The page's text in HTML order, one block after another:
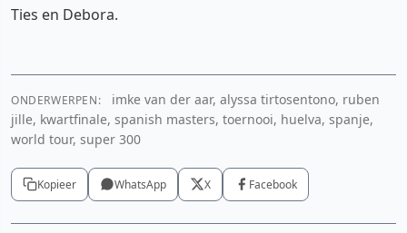
Ties en Debora.
Instagram
ONDERWERPEN:
imke van der aar, alyssa tirtosentono, ruben
jille, kwartfinale, spanish masters, toernooi, huelva, spanje,
world tour, super 300
Kopieer WhatsApp X Facebook